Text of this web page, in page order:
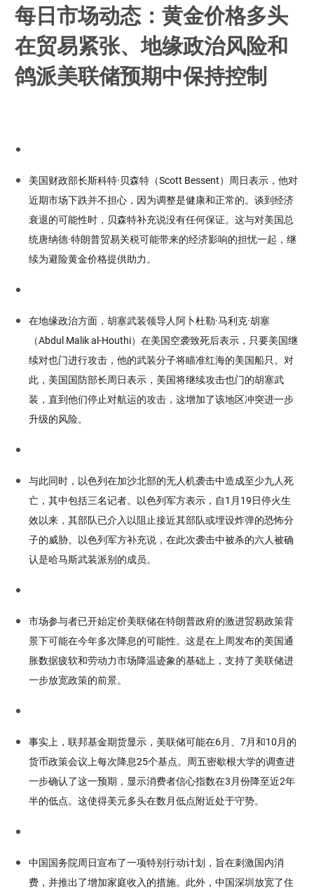
每日市场动态：黄金价格多头
在贸易紧张、地缘政治风险和
鸽派美联储预期中保持控制
美国财政部长斯科特·贝森特（Scott Bessent）周日表示，他对
近期市场下跌并不担心，因为调整是健康和正常的。谈到经济
衰退的可能性时，贝森特补充说没有任何保证。这与对美国总
统唐纳德·特朗普贸易关税可能带来的经济影响的担忧一起，继
续为避险黄金价格提供助力。
在地缘政治方面，胡塞武装领导人阿卜杜勒·马利克·胡塞
（Abdul Malik al-Houthi）在美国空袭致死后表示，只要美国继
续对也门进行攻击，他的武装分子将瞄准红海的美国船只。对
此，美国国防部长周日表示，美国将继续攻击也门的胡塞武
装，直到他们停止对航运的攻击，这增加了该地区冲突进一步
升级的风险。
与此同时，以色列在加沙北部的无人机袭击中造成至少九人死
亡，其中包括三名记者。以色列军方表示，自1月19日停火生
效以来，其部队已介入以阻止接近其部队或埋设炸弹的恐怖分
子的威胁。以色列军方补充说，在此次袭击中被杀的六人被确
认是哈马斯武装派别的成员。
市场参与者已开始定价美联储在特朗普政府的激进贸易政策背
景下可能在今年多次降息的可能性。这是在上周发布的美国通
胀数据疲软和劳动力市场降温迹象的基础上，支持了美联储进
一步放宽政策的前景。
事实上，联邦基金期货显示，美联储可能在6月、7月和10月的
货币政策会议上每次降息25个基点。周五密歇根大学的调查进
一步确认了这一预期，显示消费者信心指数在3月份降至近2年
半的低点。这使得美元多头在数月低点附近处于守势。
中国国务院周日宣布了一项特别行动计划，旨在刺激国内消
费，并推出了增加家庭收入的措施。此外，中国深圳放宽了住